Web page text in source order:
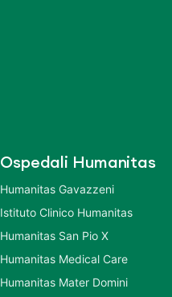
Ospedali Humanitas
Humanitas Gavazzeni
Istituto Clinico Humanitas
Humanitas San Pio X
Humanitas Medical Care
Humanitas Mater Domini